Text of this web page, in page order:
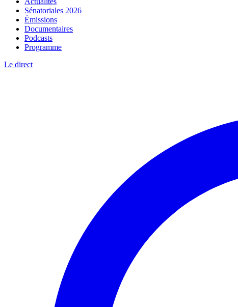
Sénatoriales 2026
Émissions
Documentaires
Podcasts
Programme
Le direct